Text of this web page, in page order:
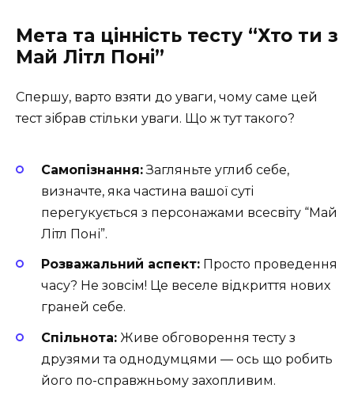
Мета та цінність тесту “Хто ти з
Май Літл Поні”
Спершу, варто взяти до уваги, чому саме цей
тест зібрав стільки уваги. Що ж тут такого?
Самопізнання:Загляньте углиб себе,
визначте, яка частина вашої суті
перегукується з персонажами всесвіту “Май
Літл Поні”.
Розважальний аспект: Просто проведення
часу? Не зовсім! Це веселе відкриття нових
граней себе.
Спільнота: Живе обговорення тесту з
друзями та однодумцями — ось що робить
його по-справжньому захопливим.